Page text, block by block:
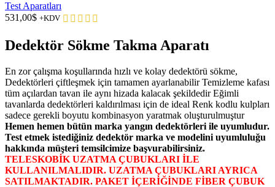
Test Aparatları
531,00$ +KDV
Dedektör Sökme Takma Aparatı
En zor çalışma koşullarında hızlı ve kolay dedektörü sökme,
Dedektörleri çiftleşmek için tamamen ayarlanabilir Temizleme kafası
tüm açılardan tavan ile aynı hizada kalacak şekildedir Eğimli
tavanlarda dedektörleri kaldırılması için de ideal Renk kodlu kulpları
sadece gerekli boyutu kombinasyon yaratmak oluşturulmuştur
Hemen hemen bütün marka yangın dedektörleri ile uyumludur.
Test etmek istediğiniz dedektör marka ve modelini uyumluluğu
hakkında müşteri temsilcimize başvurabilirsiniz.
TELESKOBİK UZATMA ÇUBUKLARI İLE
KULLANILMALIDIR. UZATMA ÇUBUKLARI AYRICA
SATILMAKTADIR. PAKET İÇERİĞİNDE FİBER ÇUBUK